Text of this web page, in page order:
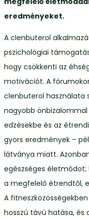
eredményeket.
A clenbuterol
pszichológiai
hogy csökkenti az
motivációt. A
clenbuterol használata
nagyobb
edzésekbe és az
gyors eredmények –
látványa miatt.
egészséges
a megfelelő étrendtől,
A
hosszú távú hatása, és